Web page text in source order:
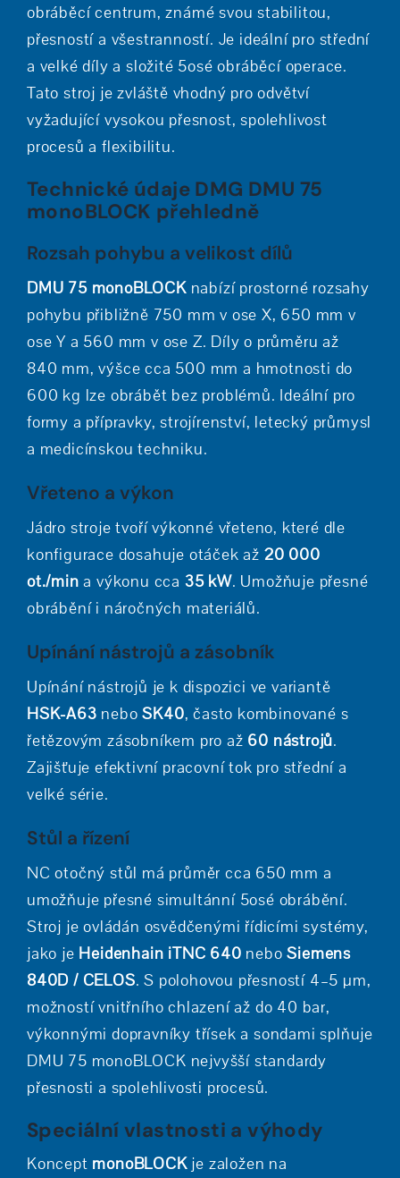
obráběcí centrum, známé svou stabilitou,
přesností a všestranností. Je ideální pro střední
a velké díly a složité 5osé obráběcí operace.
Tato stroj je zvláště vhodný pro odvětví
vyžadující vysokou přesnost, spolehlivost
procesů a flexibilitu.
Technické údaje DMG DMU 75
monoBLOCK přehledně
Rozsah pohybu a velikost dílů
DMU 75 monoBLOCKnabízí prostorné rozsahy
pohybu přibližně 750 mm v ose X, 650 mm v
ose Y a 560 mm v ose Z. Díly o průměru až
840 mm, výšce cca 500 mm a hmotnosti do
600 kg lze obrábět bez problémů. Ideální pro
formy a přípravky, strojírenství, letecký průmysl
a medicínskou techniku.
Vřeteno a výkon
Jádro stroje tvoří výkonné vřeteno, které dle
konfigurace dosahuje otáček až 20 000
ot./min a výkonu cca 35 kW. Umožňuje přesné
obrábění i náročných materiálů.
Upínání nástrojů a zásobník
Upínání nástrojů je k dispozici ve variantě
HSK-A63 neboSK40, často kombinované s
řetězovým zásobníkem pro až 60 nástrojů.
Zajišťuje efektivní pracovní tok pro střední a
velké série.
Stůl a řízení
NC otočný stůl má průměr cca 650 mm a
umožňuje přesné simultánní 5osé obrábění.
Stroj je ovládán osvědčenými řídicími systémy,
jako je Heidenhain iTNC 640 neboSiemens
840D / CELOS. S polohovou přesností 4–5 µm,
možností vnitřního chlazení až do 40 bar,
výkonnými dopravníky třísek a sondami splňuje
DMU 75 monoBLOCK nejvyšší standardy
přesnosti a spolehlivosti procesů.
Speciální vlastnosti a výhody
Koncept monoBLOCKje založen na